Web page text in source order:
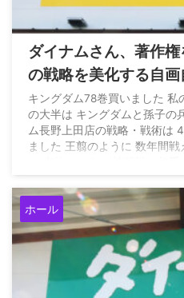
ダイナムさん、著作
の戦略を美化する自
う
キングダム78巻買いました
の大半は キングダムと孫子の
ム長野上田店の戦略・戦術は
ました 王翦のように 数年間
（ダイナム営業部長・長野・
馬・山梨・新潟）
ホール